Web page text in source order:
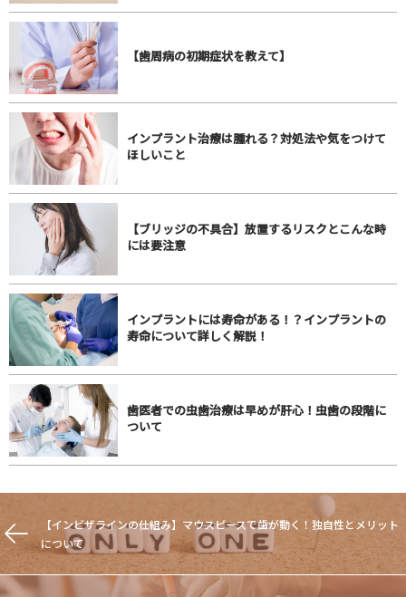
【歯周病の初期症状を教えて】
インプラント治療は腫れる？対処法や気をつけて
ほしいこと
【ブリッジの不具合】放置するリスクとこんな時
には要注意
インプラントには寿命がある！？インプラントの
寿命について詳しく解説！
歯医者での虫歯治療は早めが肝心！虫歯の段階に
ついて
【インビザラインの仕組み】マウスピースで歯が動く！独自性とメリット
について